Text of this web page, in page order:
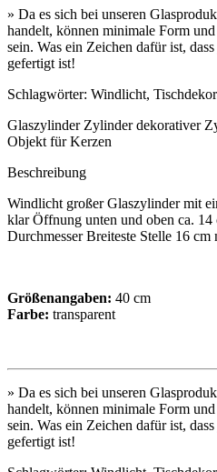
» Da es sich bei unseren
handelt, können minimale Form
sein. Was ein Zeichen dafür ist,
gefertigt ist!
Schlagwörter: Windlicht,
Glaszylinder Zylinder dekorativer
Objekt für Kerzen
Beschreibung
Windlicht großer Glaszylinder mit
klar Öffnung unten und oben ca. 14
Durchmesser Breiteste Stelle 16 cm
Größenangaben: 40 cm
Farbe: transparent
» Da es sich bei unseren
handelt, können minimale Form
sein. Was ein Zeichen dafür ist,
gefertigt ist!